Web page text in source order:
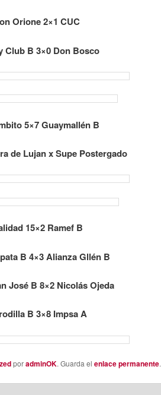
Orione 2×1 CUC
Club B 3×0 Don Bosco
5×7 Guaymallén B
de Lujan x Supe Postergado
15×2 Ramef B
B 4×3 Alianza Gllén B
José B 8×2 Nicolás Ojeda
B 3×8 Impsa A
poradminOK. Guarda el enlace permanente.